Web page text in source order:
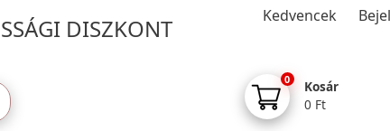
DISZKONT Kedvencek
0
Kosár
0 Ft